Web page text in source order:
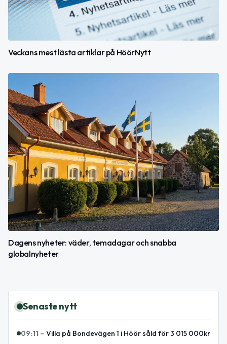
Veckans mest lästa artiklar på HöörNytt
Dagens nyheter: väder, temadagar och snabba
globalnyheter
Senaste nytt
09:11 – Villa på Bondevägen 1 i Höör såld för 3 015 000kr